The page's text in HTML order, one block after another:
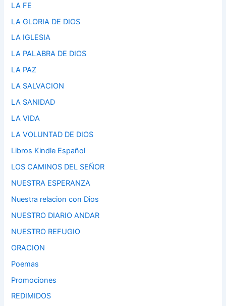
LA FE
LA GLORIA DE DIOS
LA IGLESIA
LA PALABRA DE DIOS
LA PAZ
LA SALVACION
LA SANIDAD
LA VIDA
LA VOLUNTAD DE DIOS
Libros Kindle Español
LOS CAMINOS DEL SEÑOR
NUESTRA ESPERANZA
Nuestra relacion con Dios
NUESTRO DIARIO ANDAR
NUESTRO REFUGIO
ORACION
Poemas
Promociones
REDIMIDOS